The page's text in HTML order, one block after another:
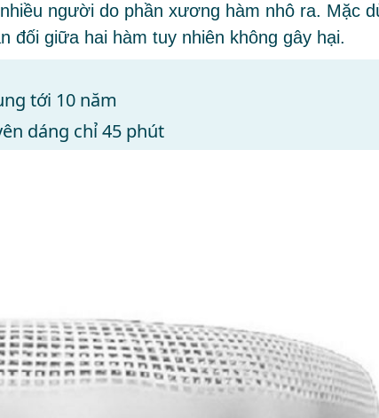
người do phần xương hàm nhô ra. Mặc
đối giữa hai hàm tuy nhiên không gây hại.
tới 10 năm
dáng chỉ 45 phút